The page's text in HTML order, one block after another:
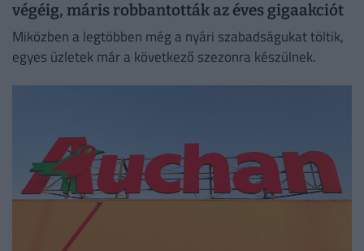
végéig, máris robbantották az éves gigaakciót
Miközben a legtöbben még a nyári szabadságukat töltik,
egyes üzletek már a következő szezonra készülnek.